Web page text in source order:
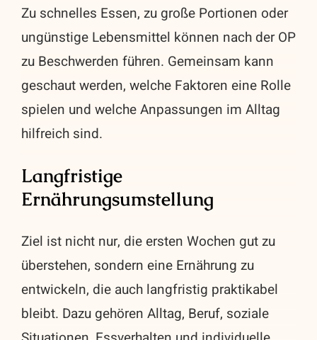
Zu schnelles Essen, zu große Portionen oder
ungünstige Lebensmittel können nach der OP
zu Beschwerden führen. Gemeinsam kann
geschaut werden, welche Faktoren eine Rolle
spielen und welche Anpassungen im Alltag
hilfreich sind.
Langfristige
Ernährungsumstellung
Ziel ist nicht nur, die ersten Wochen gut zu
überstehen, sondern eine Ernährung zu
entwickeln, die auch langfristig praktikabel
bleibt. Dazu gehören Alltag, Beruf, soziale